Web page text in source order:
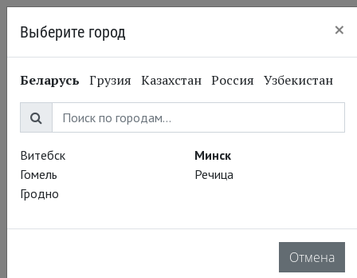
Выберите город ×
Беларусь Грузия Казахстан Россия Узбекистан
Витебск
Гомель
Гродно
Минск
Речица
Отмена